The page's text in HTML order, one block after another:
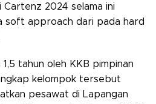
Cartenz 2024 selama ini
soft approach dari pada hard
tahun oleh KKB pimpinan
kelompok tersebut
pesawat di Lapangan